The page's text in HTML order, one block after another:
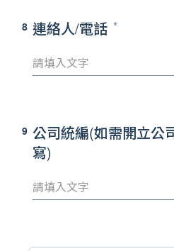
8 連絡人/電話
9 公司統編(如需開立公
寫)